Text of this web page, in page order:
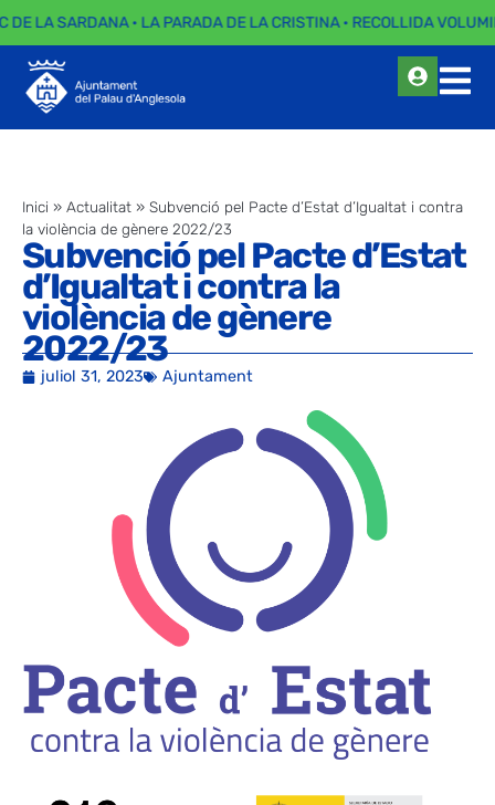
DE LA SARDANA · LA PARADA DE LA CRISTINA · RECOLLIDA
Inici » Actualitat » Subvenció pel Pacte d’Estat d’Igualtat i contra
la violència de gènere 2022/23
Subvenció pel Pacte d’Estat
d’Igualtat i contra la
violència de gènere
2022/23
juliol 31, 2023 Ajuntament